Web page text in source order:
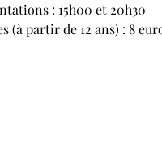
: 15h00 et 20h30
(à partir de 12 ans) : 8